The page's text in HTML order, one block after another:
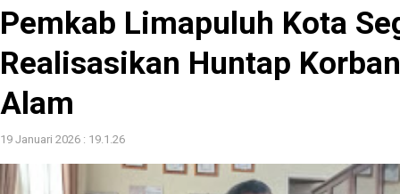
Pemkab Limapuluh Kota
Realisasikan Huntap
Alam
19 Januari 2026 : 19.1.26